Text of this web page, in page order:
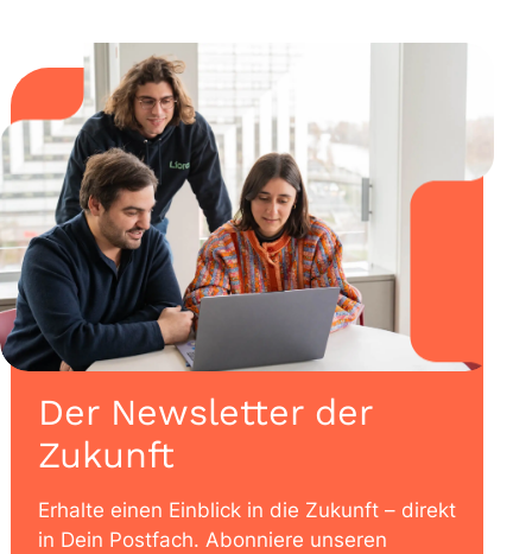
Der Newsletter der
Zukunft
Erhalte einen Einblick in die Zukunft – direkt
in Dein Postfach. Abonniere unseren